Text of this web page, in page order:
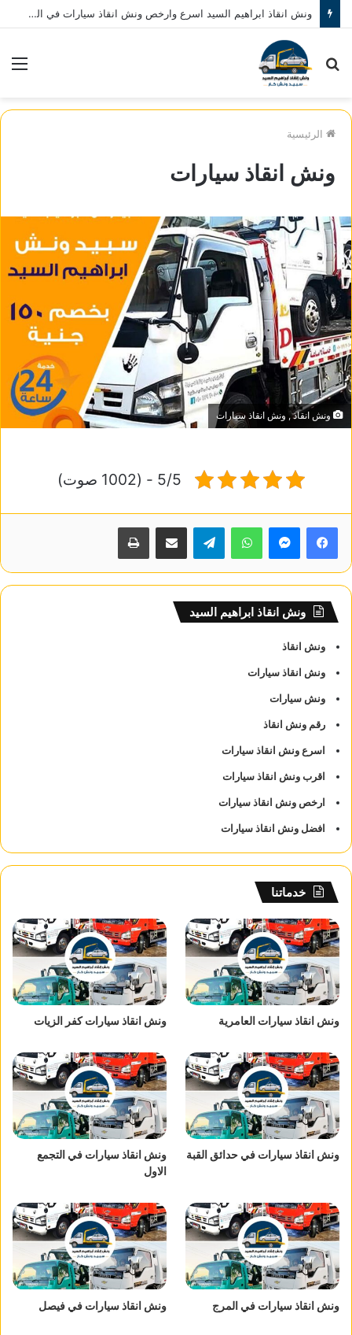
ونش انقاذ ابراهيم السيد اسرع وارخص ونش انقاذ سيارات في المنصورة نصلك في خلال 10 دقائق بحد اقصي اتصل بنا الان 01080793999
بحث
الرئيسية
ونش انقاذ سيارات
ونش انقاذ , ونش انقاذ سيارات
5/5 - (1002 صوت)
واتساب
ونش انقاذ ابراهيم السيد
ونش انقاذ
ونش انقاذ سيارات
ونش سيارات
رقم ونش انقاذ
اسرع ونش انقاذ سيارات
اقرب ونش انقاذ سيارات
ارخص ونش انقاذ سيارات
افضل ونش انقاذ سيارات
خدماتنا
ونش انقاذ سيارات العامرية ونش انقاذ سيارات كفر الزيات
ونش انقاذ سيارات في حدائق القبة
ونش انقاذ سيارات في التجمع
الاول
ونش انقاذ سيارات في المرج ونش انقاذ سيارات في فيصل